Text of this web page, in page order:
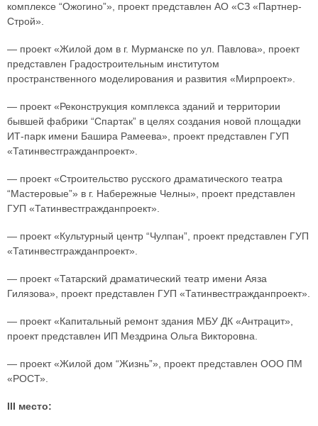
комплексе “Ожогино”», проект представлен АО «СЗ «Партнер-
Строй».
— проект «Жилой дом в г. Мурманске по ул. Павлова», проект
представлен Градостроительным институтом
пространственного моделирования и развития «Мирпроект».
— проект «Реконструкция комплекса зданий и территории
бывшей фабрики “Спартак” в целях создания новой площадки
ИТ-парк имени Башира Рамеева», проект представлен ГУП
«Татинвестгражданпроект».
— проект «Строительство русского драматического театра
“Мастеровые”» в г. Набережные Челны», проект представлен
ГУП «Татинвестгражданпроект».
— проект «Культурный центр “Чулпан”, проект представлен ГУП
«Татинвестгражданпроект».
— проект «Татарский драматический театр имени Аяза
Гилязова», проект представлен ГУП «Татинвестгражданпроект».
— проект «Капитальный ремонт здания МБУ ДК «Антрацит»,
проект представлен ИП Мездрина Ольга Викторовна.
— проект «Жилой дом “Жизнь”», проект представлен ООО ПМ
«РОСТ».
III место: